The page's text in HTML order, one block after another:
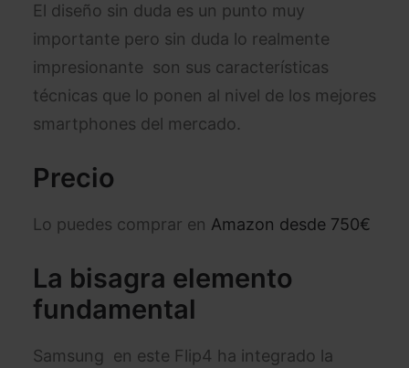
El diseño sin duda es un punto muy
importante pero sin duda lo realmente
impresionante son sus características
técnicas que lo ponen al nivel de los mejores
smartphones del mercado.
Precio
Lo puedes comprar en Amazon desde 750€
La bisagra elemento
fundamental
Samsung en este Flip4 ha integrado la